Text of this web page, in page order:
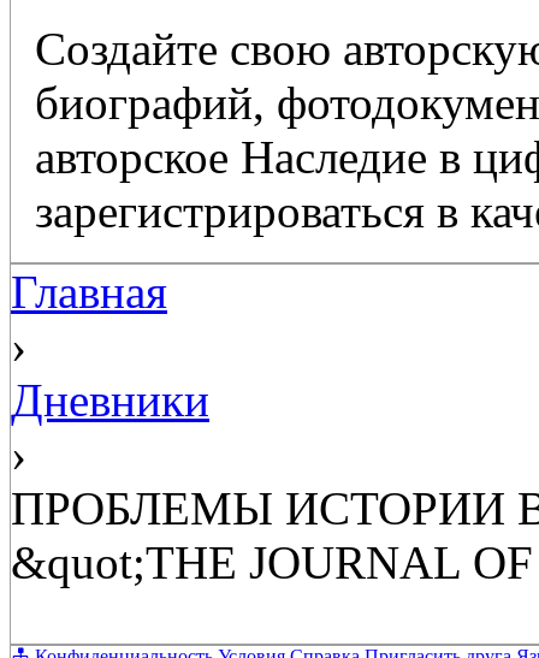
Создайте свою
биографий,
авторское Наследие в
зарегистрироваться в
Главная
›
Дневники
›
ПРОБЛЕМЫ ИСТОРИИ
&quot;THE JOURNAL